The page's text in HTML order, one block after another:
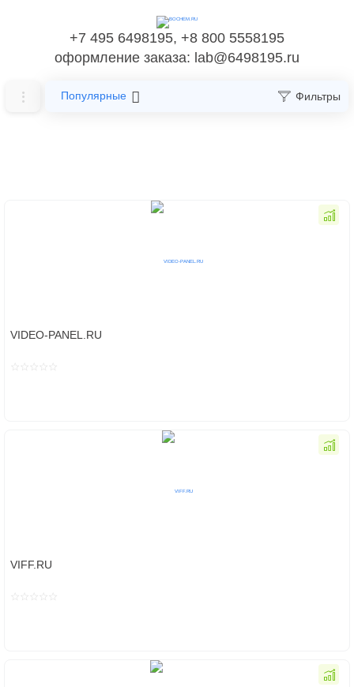
+7 495 6498195, +8 800 5558195
оформление заказа: lab@6498195.ru
Популярные Фильтры
Лабораторное оборудование - Поставщик
VIDEO-PANEL.RU
VIFF.RU